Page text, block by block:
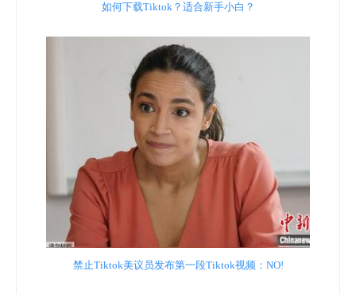
如何下载Tiktok？适合新手小白？
禁止Tiktok美议员发布第一段Tiktok视频：NO!